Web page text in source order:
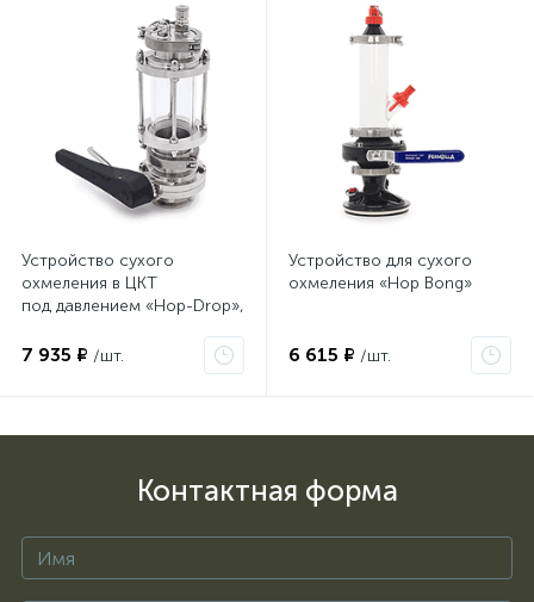
Устройство сухого
охмеления в ЦКТ
под давлением «Hop-Drop»,
7 935 ₽ /шт.
Устройство для сухого
охмеления «Hop Bong»
6 615 ₽ /шт.
Контактная форма